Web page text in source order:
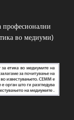
професионални
во медиуми)